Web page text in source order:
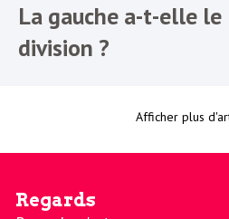
La gauche a-t-elle
division ?
Afficher plus
Regards